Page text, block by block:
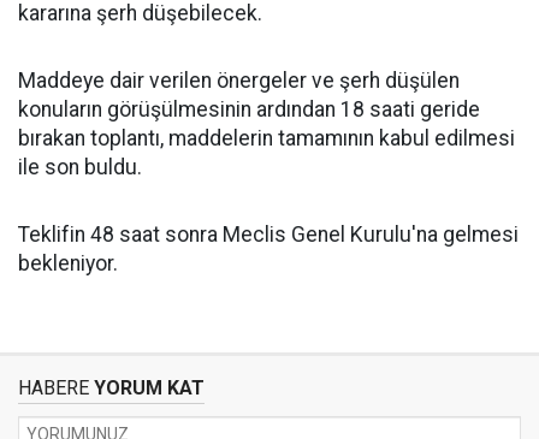
kararına şerh düşebilecek.
Maddeye dair verilen önergeler ve şerh düşülen
konuların görüşülmesinin ardından 18 saati geride
bırakan toplantı, maddelerin tamamının kabul edilmesi
ile son buldu.
Teklifin 48 saat sonra Meclis Genel Kurulu'na gelmesi
bekleniyor.
HABERE YORUM KAT